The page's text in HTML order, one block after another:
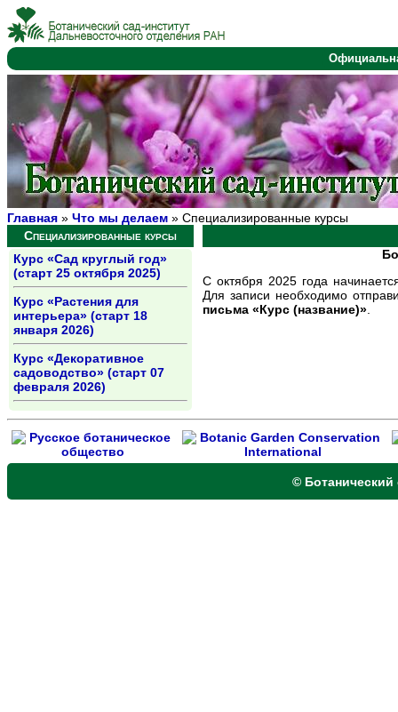
Главная » Что мы делаем » Специализированные курсы
Специализированные курсы
Курс «Сад круглый год»
(старт 25 октября 2025)
Курс «Растения для
интерьера» (старт 18
января 2026)
Курс «Декоративное
садоводство» (старт 07
февраля 2026)
С октября 2025 года
Для записи необходимо
письма «Курс (название)»
© Ботанический